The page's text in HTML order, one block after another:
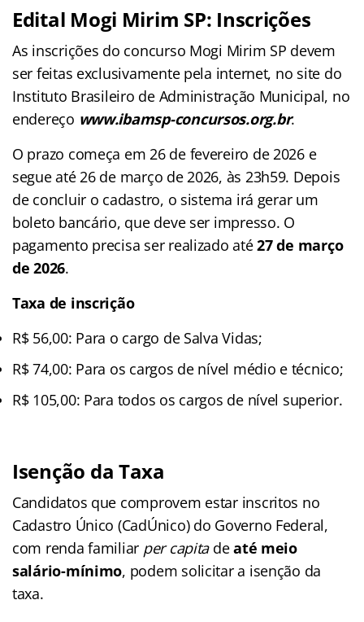
Edital Mogi Mirim SP: Inscrições
As inscrições do concurso Mogi Mirim SP devem
ser feitas exclusivamente pela internet, no site do
Instituto Brasileiro de Administração Municipal, no
endereço www.ibamsp-concursos.org.br.
O prazo começa em 26 de fevereiro de 2026 e
segue até 26 de março de 2026, às 23h59. Depois
de concluir o cadastro, o sistema irá gerar um
boleto bancário, que deve ser impresso. O
pagamento precisa ser realizado até27 de março
de 2026.
Taxa de inscrição
R$ 56,00: Para o cargo de Salva Vidas;
R$ 74,00: Para os cargos de nível médio e técnico;
R$ 105,00: Para todos os cargos de nível superior.
Isenção da Taxa
Candidatos que comprovem estar inscritos no
Cadastro Único (CadÚnico) do Governo Federal,
com renda familiar per capitadeaté meio
salário-mínimo, podem solicitar a isenção da
taxa.